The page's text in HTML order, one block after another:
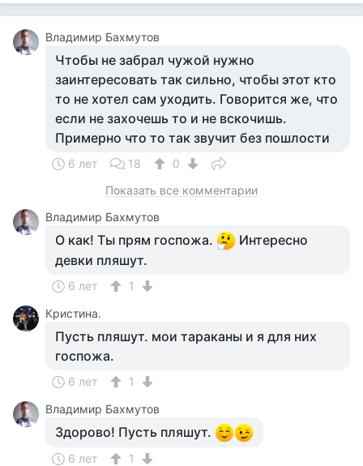
Владимир Бахмутов
Чтобы не забрал чужой нужно
заинтересовать так сильно, чтобы этот кто
то не хотел сам уходить. Говорится же, что
если не захочешь то и не вскочишь.
Примерно что то так звучит без пошлости
6 лет 18
0
Показать все комментарии
Владимир Бахмутов
О как! Ты прям госпожа.
Интересно
девки пляшут.
6 лет
1
Кристина.
Пусть пляшут. мои тараканы и я для них
госпожа.
6 лет
1
Владимир Бахмутов
Здорово! Пусть пляшут.
6 лет
1